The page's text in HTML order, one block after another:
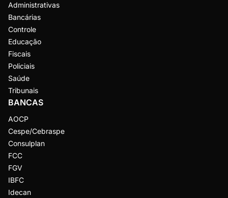
Administrativas
Bancárias
Controle
Educação
Fiscais
Policiais
Saúde
Tribunais
BANCAS
AOCP
Cespe/Cebraspe
Consulplan
FCC
FGV
IBFC
Idecan